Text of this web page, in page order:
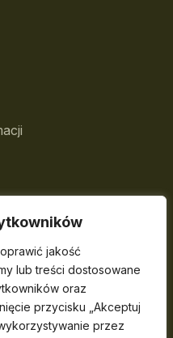
jakość
lub treści dostosowane
oraz
przycisku „Akceptuj
przez
Wszelkie prawa
Centralnej Ewidencji i
Gospodarczej